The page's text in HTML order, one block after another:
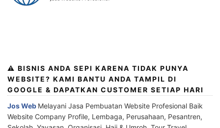
⚠️ BISNIS ANDA SEPI KARENA TIDAK PUNYA
WEBSITE? KAMI BANTU ANDA TAMPIL DI
GOOGLE & DAPATKAN CUSTOMER SETIAP HARI
Jos Web Melayani Jasa Pembuatan Website Profesional Baik
Website Company Profile, Lembaga, Perusahaan, Pesantren,